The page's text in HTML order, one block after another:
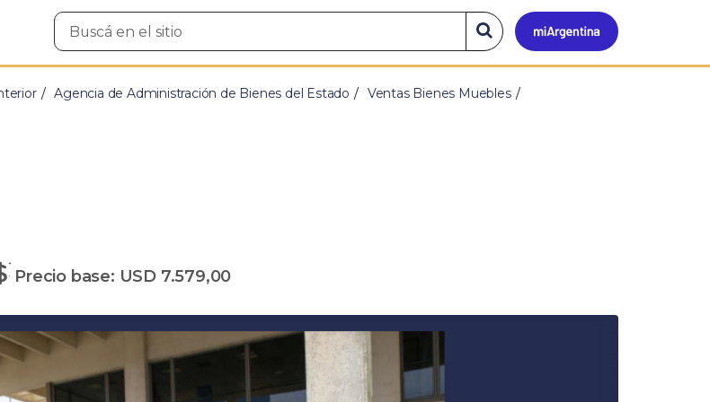
Mi
Buscar
en
Buscar
en
el
sitio
Agencia de Administración de Bienes del Estado Ventas Bienes Muebles
Precio base: USD 7.579,00